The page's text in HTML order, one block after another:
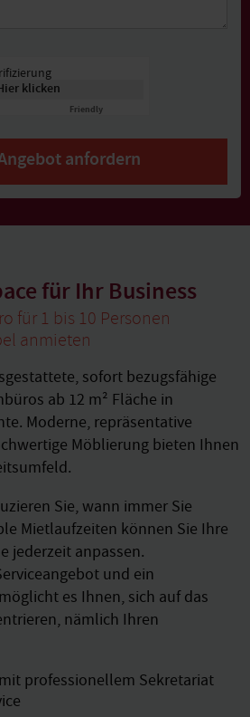
klicken
Friendly
anfordern
für Ihr Business
für 1 bis 10 Personen
anmieten
sofort bezugsfähige
ab 12 m² Fläche in
Moderne, repräsentative
Möblierung bieten Ihnen
Sie, wann immer Sie
Mietlaufzeiten können Sie Ihre
jederzeit anpassen.
und ein
es Ihnen, sich auf das
nämlich Ihren
professionellem Sekretariat